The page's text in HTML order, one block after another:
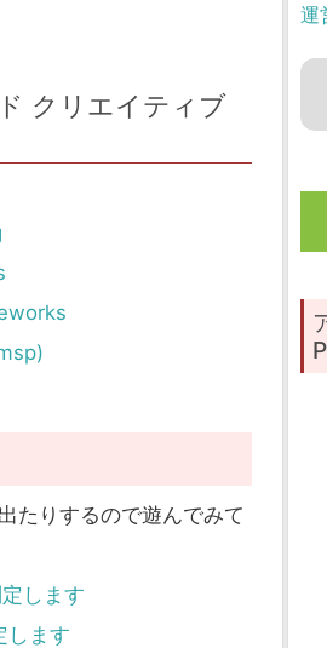
クリエイティブ
たりするので遊んでみて
します
します
運